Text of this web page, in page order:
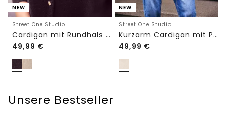
NEW
Street One Studio
Cardigan mit Rundhals und Knöpfen
49,99 €
NEW
Street One Studio
Kurzarm Cardigan mit Polokragen
49,99 €
Unsere Bestseller